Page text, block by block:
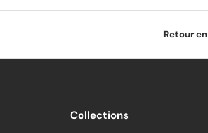
Retour
Collections